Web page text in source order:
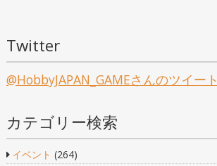
Twitter
@HobbyJAPAN_GAMEさんのツイート
カテゴリー検索
イベント (264)